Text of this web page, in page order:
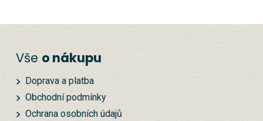
Vše o nákupu
Doprava a platba
Obchodní podmínky
Ochrana osobních údajů